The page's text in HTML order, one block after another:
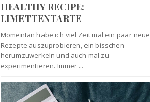
HEALTHY RECIPE:
LIMETTENTARTE
Momentan habe ich viel Zeit mal ein paar neue
Rezepte auszuprobieren, ein bisschen
herumzuwerkeln und auch mal zu
experimentieren. Immer ...